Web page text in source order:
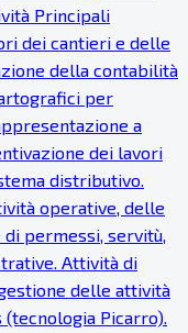
Principali
dei cantieri e delle
della contabilità
per
a
dei lavori
distributivo.
operative, delle
permessi, servitù,
Attività di
delle attività
Picarro).